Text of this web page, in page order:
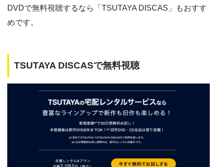
DVDで無料視聴するなら「TSUTAYA DISCAS」もおすす
めです。
TSUTAYA DISCASで無料視聴